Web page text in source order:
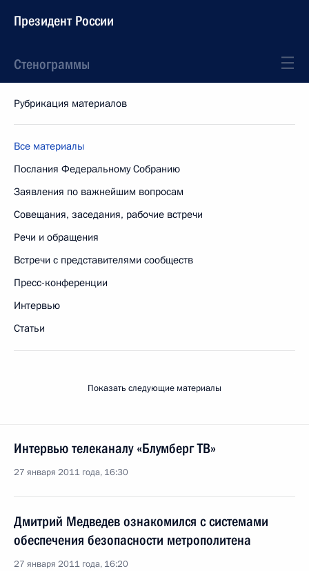
Президент России
Стенограммы
Рубрикация материалов
Все материалы
Послания Федеральному Собранию
Заявления по важнейшим вопросам
Совещания, заседания, рабочие встречи
Речи и обращения
Встречи с представителями сообществ
Пресс-конференции
Интервью
Статьи
Показать следующие материалы
Интервью телеканалу «Блумберг ТВ»
27 января 2011 года, 16:30
Дмитрий Медведев ознакомился с системами
обеспечения безопасности метрополитена
27 января 2011 года, 16:20